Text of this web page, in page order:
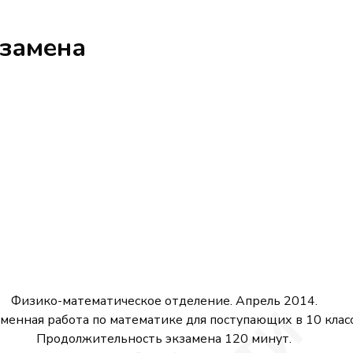
Физико-математическое отделение. Апрель 2014.
работа по математике для поступающих в 10
Продолжительность экзамена 120 минут.